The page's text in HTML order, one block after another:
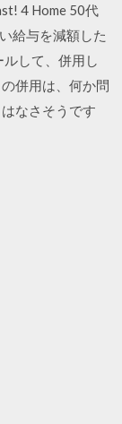
4 Home 50代
給与を減額した
して、併用し
併用は、何か問
なさそうです